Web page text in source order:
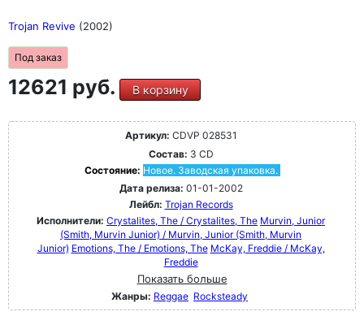
Trojan Revive (2002)
Под заказ
12621 руб. В корзину
Артикул: CDVP 028531
Состав: 3 CD
Состояние: Новое. Заводская упаковка.
Дата релиза: 01-01-2002
Лейбл: Trojan Records
Исполнители: Crystalites, The / Crystalites, The Murvin, Junior
(Smith, Murvin Junior) / Murvin, Junior (Smith, Murvin
Junior) Emotions, The / Emotions, The McKay, Freddie / McKay,
Freddie
Показать больше
Жанры: Reggae Rocksteady